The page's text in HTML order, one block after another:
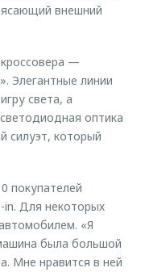
внешний
—
Элегантные линии
света, а
оптика
силуэт, который
покупателей
in. Для некоторых
«Я
была большой
Мне нравится в ней